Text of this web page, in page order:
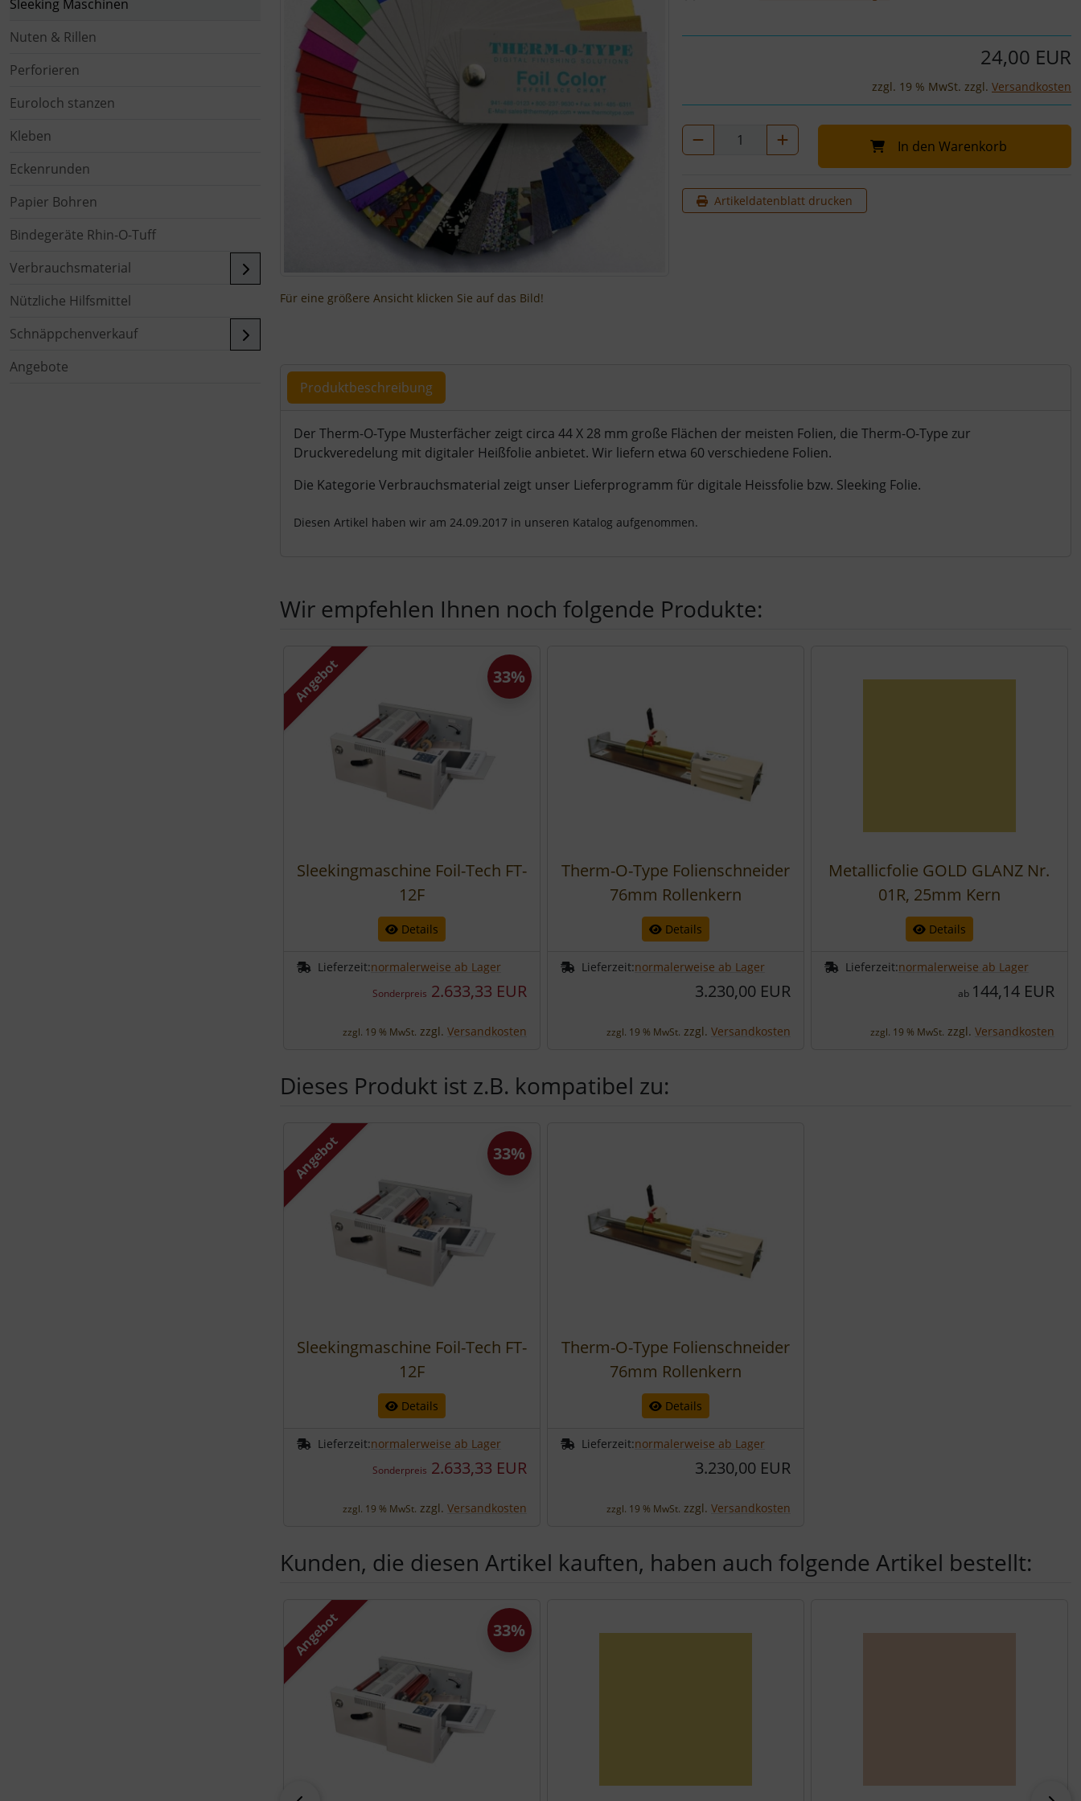
Sleeking Maschinen
Nuten & Rillen
Perforieren
Euroloch stanzen
Kleben
Eckenrunden
Papier Bohren
Bindegeräte Rhin-O-Tuff
Verbrauchsmaterial
Nützliche Hilfsmittel
Schnäppchenverkauf
Angebote
Für eine größere Ansicht klicken Sie auf das Bild!
24,00 EUR
zzgl. 19 % MwSt. zzgl. Versandkosten
In den Warenkorb
Artikeldatenblatt drucken
Produktbeschreibung
Produktbeschreibung
Der Therm-O-Type Musterfächer zeigt circa 44 X 28 mm große Flächen der meisten Folien, die Therm-O-Type zur
Druckveredelung mit digitaler Heißfolie anbietet. Wir liefern etwa 60 verschiedene Folien.
Die Kategorie Verbrauchsmaterial zeigt unser Lieferprogramm für digitale Heissfolie bzw. Sleeking Folie.
Diesen Artikel haben wir am 24.09.2017 in unseren Katalog aufgenommen.
Wir empfehlen Ihnen noch folgende Produkte:
Es folgt ein Produktslider - navigieren Sie mit der Tab-Taste zu den einzelnen Artikeln.
Angebot
Sleekingmaschine Foil-Tech FT-
12F
Details
Lieferzeit:normalerweise ab Lager
Sonderpreis 2.633,33 EUR
33%
zzgl. 19 % MwSt. zzgl. Versandkosten
Therm-O-Type Folienschneider
76mm Rollenkern
Details
Lieferzeit:normalerweise ab Lager
3.230,00 EUR
zzgl. 19 % MwSt. zzgl. Versandkosten
Metallicfolie GOLD GLANZ Nr.
01R, 25mm Kern
Details
Lieferzeit:normalerweise ab Lager
ab 144,14 EUR
zzgl. 19 % MwSt. zzgl. Versandkosten
Dieses Produkt ist z.B. kompatibel zu:
Es folgt ein Produktslider - navigieren Sie mit der Tab-Taste zu den einzelnen Artikeln.
Angebot
Sleekingmaschine Foil-Tech FT-
12F
Details
Lieferzeit:normalerweise ab Lager
Sonderpreis 2.633,33 EUR
33%
zzgl. 19 % MwSt. zzgl. Versandkosten
Therm-O-Type Folienschneider
76mm Rollenkern
Details
Lieferzeit:normalerweise ab Lager
3.230,00 EUR
zzgl. 19 % MwSt. zzgl. Versandkosten
Kunden, die diesen Artikel kauften, haben auch folgende Artikel bestellt:
Es folgt ein Produktslider - navigieren Sie mit der Tab-Taste zu den einzelnen Artikeln.
Angebot 33%